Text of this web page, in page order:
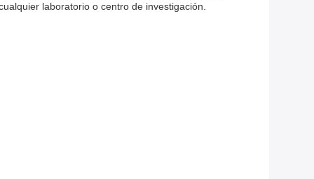
laboratorio o centro de investigación.